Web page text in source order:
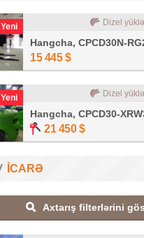
Yeni Dizel
Hangcha, CPCD30N-
15 445 $
Yeni Dizel
Hangcha, CPCD30-
21 450 $
İCARƏ
Axtarış filterlərini